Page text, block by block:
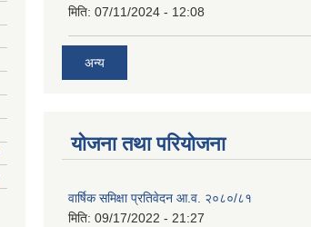
मिति: 07/11/2024 - 12:08
अन्य
योजना तथा परियोजना
वार्षिक समिक्षा प्रतिवेदन आ.व. २०८०/८१
मिति: 09/17/2022 - 21:27